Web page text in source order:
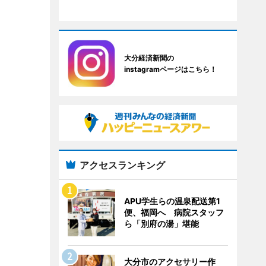
大分経済新聞の
instagramページはこちら！
アクセスランキング
APU学生らの温泉配送第1
便、福岡へ 病院スタッフ
ら「別府の湯」堪能
大分市のアクセサリー作